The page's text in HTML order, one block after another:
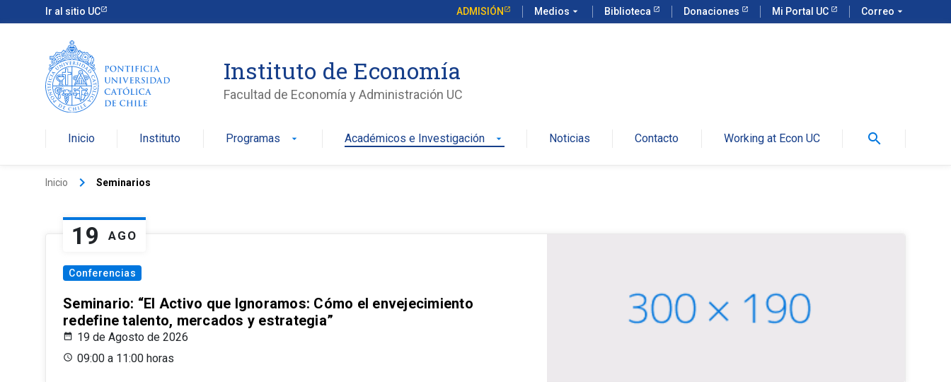
Ir al sitio UC ADMISIÓN Medios arrow_drop_down Biblioteca Donaciones Mi Portal UC Correo arrow_drop_down
Instituto de Economía
Facultad de Economía y Administración UC
Inicio Instituto Programas arrow_drop_down Académicos e Investigación arrow_drop_down Noticias Contacto Working at Econ UC search
Inicio keyboard_arrow_right Seminarios
19 AGO
Conferencias
Seminario: “El Activo que Ignoramos: Cómo el envejecimiento
redefine talento, mercados y estrategia”
19 de Agosto de 2026
09:00 a 11:00 horas